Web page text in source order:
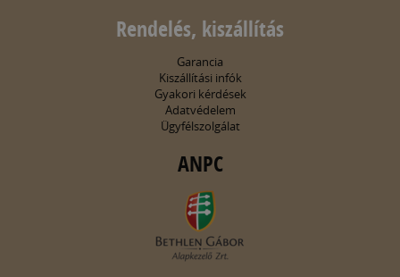
Rendelés, kiszállítás
Garancia
Kiszállítási infók
Gyakori kérdések
Adatvédelem
Ügyfélszolgálat
ANPC